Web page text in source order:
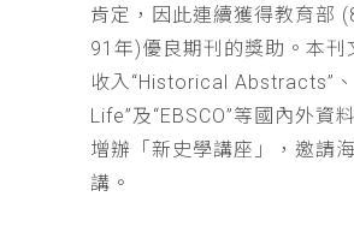
肯定，因此連續獲得教育部
91年)優良期刊的獎助。本
收入“Historical Abstracts”
Life”及“EBSCO”等國內外資
增辦「新史學講座」，邀請
講。